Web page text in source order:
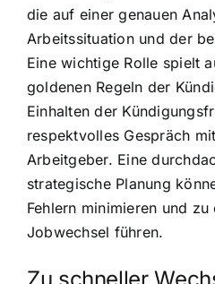
die auf einer genauen
Arbeitssituation und der
Eine wichtige Rolle spielt
goldenen Regeln der
Einhalten der
respektvolles Gespräch
Arbeitgeber. Eine
strategische Planung
Fehlern minimieren und
Jobwechsel führen.